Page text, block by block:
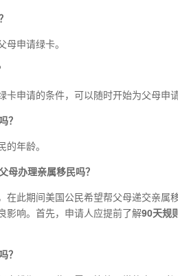
申请绿卡。
申请的条件，可以随时开始为父母申请
？
年龄。
母办理亲属移民吗？
在此期间美国公民希望帮父母递交亲属
影响。首先，申请人应提前了解90天规
？